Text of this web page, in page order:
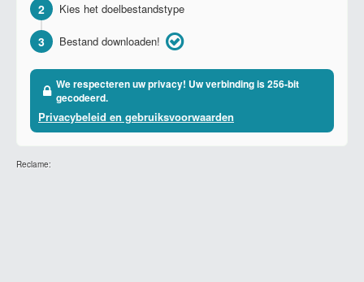
2 Kies het doelbestandstype
3 Bestand downloaden!
We respecteren uw privacy! Uw verbinding is 256-bit
gecodeerd.
Privacybeleid en gebruiksvoorwaarden
Reclame: